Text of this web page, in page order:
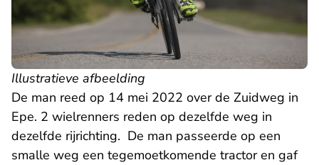
Illustratieve afbeelding
De man reed op 14 mei 2022 over de Zuidweg in
Epe. 2 wielrenners reden op dezelfde weg in
dezelfde rijrichting. De man passeerde op een
smalle weg een tegemoetkomende tractor en gaf